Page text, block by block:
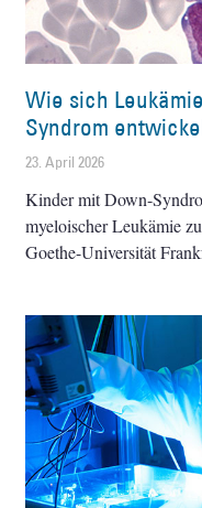
Wie sich
Syndrom
23. April 2026
Kinder mit Down-
myeloischer Leukämie
Goethe-Universität